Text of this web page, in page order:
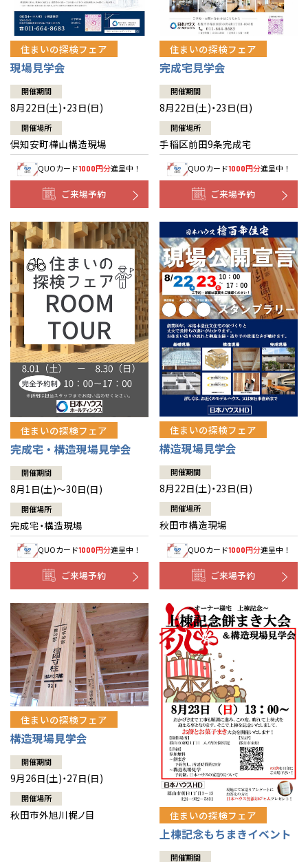
住まいの探検フェア
現場見学会
開催期間
8月22日(土)・23日(日)
開催場所
倶知安町樺山構造現場
QUOカード1000円分進呈中！
ご来場予約
住まいの探検フェア
完成宅見学会
開催期間
8月22日(土)・23日(日)
開催場所
手稲区前田9条完成宅
QUOカード1000円分進呈中！
ご来場予約
住まいの探検フェア
完成宅・構造現場見学会
開催期間
8月1日(土)～30日(日)
開催場所
完成宅・構造現場
QUOカード1000円分進呈中！
ご来場予約
住まいの探検フェア
構造現場見学会
開催期間
8月22日(土)・23日(日)
開催場所
秋田市構造現場
QUOカード1000円分進呈中！
ご来場予約
住まいの探検フェア
構造現場見学会
開催期間
9月26日(土)・27日(日)
開催場所
秋田市外旭川梶ノ目 住まいの探検フェア
上棟記念もちまきイベント
開催期間
道央
道北
道南
道東
青森
秋田
岩手
山形
宮城
福島
甲信越・北陸
新潟
山梨
長野
富山
石川
福井
関東
東京
神奈川
埼玉
千葉
茨城
栃木
群馬
東海
愛知
岐阜
静岡
三重
近畿
大阪
京都
兵庫
奈良
滋賀
和歌山
中国・四国
岡山
香川
愛媛
鳥取
島根
広島
山口
徳島
高知
九州
福岡
佐賀
熊本
大分
宮崎
鹿児島
長崎
沖縄
分譲マンション
※現住所のある都道府県以外の建築予定地の方でも現住所の有るお近
くの展示場又は店舗にお問合せください。移住の計画の方もご相談対
応します。お気軽にご相談ください。
道央
苫小牧千歳
小樽
道北
道南
道東
釧路
青森県
八戸
青森
秋田県
秋田
岩手県
山形県
宮城県
仙台
福島県
会津
甲信越・北陸
新潟県
長岡
山梨県
長野県
富山県
富山
石川県
福井県
福井
関東
東京都
神奈川県
相模
埼玉県
埼玉
千葉県
千葉
柏
茨城県
水戸
栃木県
宇都宮
小山
群馬県
群馬
伊勢崎
東海
愛知県
岐阜県
岐阜
静岡県
三重県
四日市
近畿
大阪府
大阪
京都府
京都
兵庫県
姫路
奈良県
奈良
中国・四国
岡山県
岡山
愛媛県
松山
九州
福岡県
福岡
佐賀県
佐賀
熊本県
熊本
大分県
大分
宮崎県
宮崎
鹿児島県
鹿児島